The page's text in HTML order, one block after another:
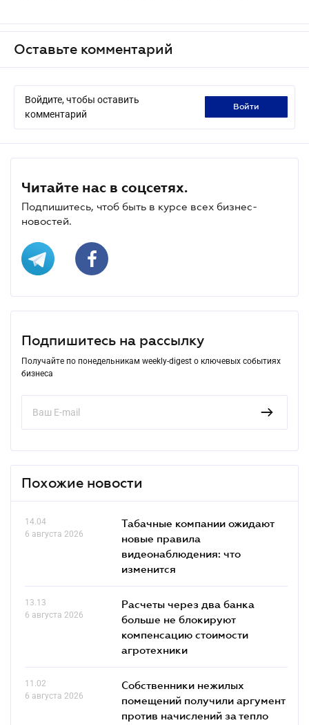
Оставьте комментарий
Войдите, чтобы оставить
комментарий
войти
Читайте нас в соцсетях.
Подпишитесь, чтоб быть в курсе всех бизнес-
новостей.
Подпишитесь на рассылку
Получайте по понедельникам weekly-digest о ключевых событиях
бизнеса
Похожие новости
14.04
6 августа 2026
Табачные компании ожидают
новые правила
видеонаблюдения: что
изменится
13.13
6 августа 2026
Расчеты через два банка
больше не блокируют
компенсацию стоимости
агротехники
11.02
6 августа 2026
Собственники нежилых
помещений получили аргумент
против начислений за тепло